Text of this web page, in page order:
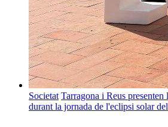
Societat Tarragona i Reus presenten
durant la jornada de l'eclipsi solar